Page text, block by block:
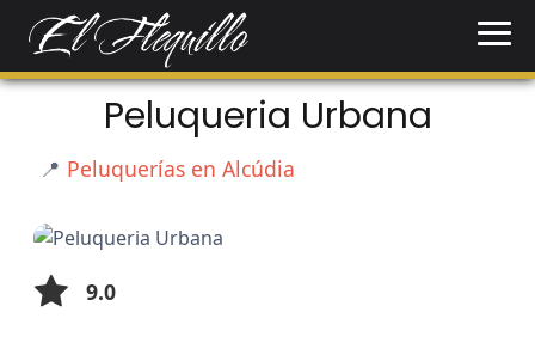
Peluqueria Urbana
📍 Peluquerías en Alcúdia
9.0